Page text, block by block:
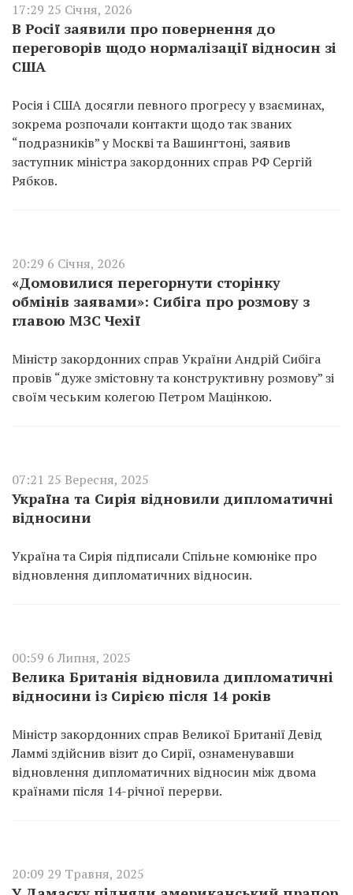
17:29 25 Січня, 2026
В Росії заявили про повернення до
переговорів щодо нормалізації відносин зі
США
Росія і США досягли певного прогресу у взаєминах,
зокрема розпочали контакти щодо так званих
“подразників” у Москві та Вашингтоні, заявив
заступник міністра закордонних справ РФ Сергій
Рябков.
20:29 6 Січня, 2026
«Домовилися перегорнути сторінку
обмінів заявами»: Сибіга про розмову з
главою МЗС Чехії
Міністр закордонних справ України Андрій Сибіга
провів “дуже змістовну та конструктивну розмову” зі
своїм чеським колегою Петром Мацінкою.
07:21 25 Вересня, 2025
Україна та Сирія відновили дипломатичні
відносини
Україна та Сирія підписали Спільне комюніке про
відновлення дипломатичних відносин.
00:59 6 Липня, 2025
Велика Британія відновила дипломатичні
відносини із Сирією після 14 років
Міністр закордонних справ Великої Британії Девід
Ламмі здійснив візит до Сирії, ознаменувавши
відновлення дипломатичних відносин між двома
країнами після 14-річної перерви.
20:09 29 Травня, 2025